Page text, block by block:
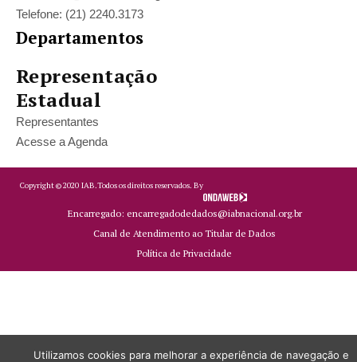
Telefone: (21) 2240.3173
Departamentos
Representação
Estadual
Representantes
Acesse a Agenda
Copyright ©2020 IAB.Todos os direitos reservados. By
Encarregado: encarregadodedados@iabnacional.org.br
Canal de Atendimento ao Titular de Dados
Política de Privacidade
Utilizamos cookies para melhorar a experiência de navegação e